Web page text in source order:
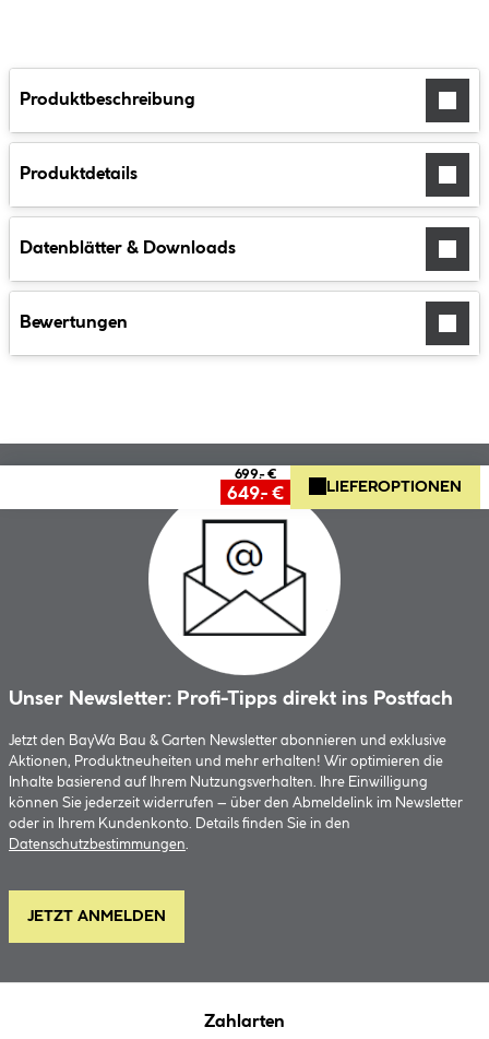
Produktbeschreibung
Produktdetails
Datenblätter & Downloads
Bewertungen
699.- €
649.- € LIEFEROPTIONEN
Unser Newsletter: Profi-Tipps direkt ins Postfach
Jetzt den BayWa Bau & Garten Newsletter abonnieren und exklusive
Aktionen, Produktneuheiten und mehr erhalten! Wir optimieren die
Inhalte basierend auf Ihrem Nutzungsverhalten. Ihre Einwilligung
können Sie jederzeit widerrufen – über den Abmeldelink im Newsletter
oder in Ihrem Kundenkonto. Details finden Sie in den
Datenschutzbestimmungen.
JETZT ANMELDEN
Zahlarten